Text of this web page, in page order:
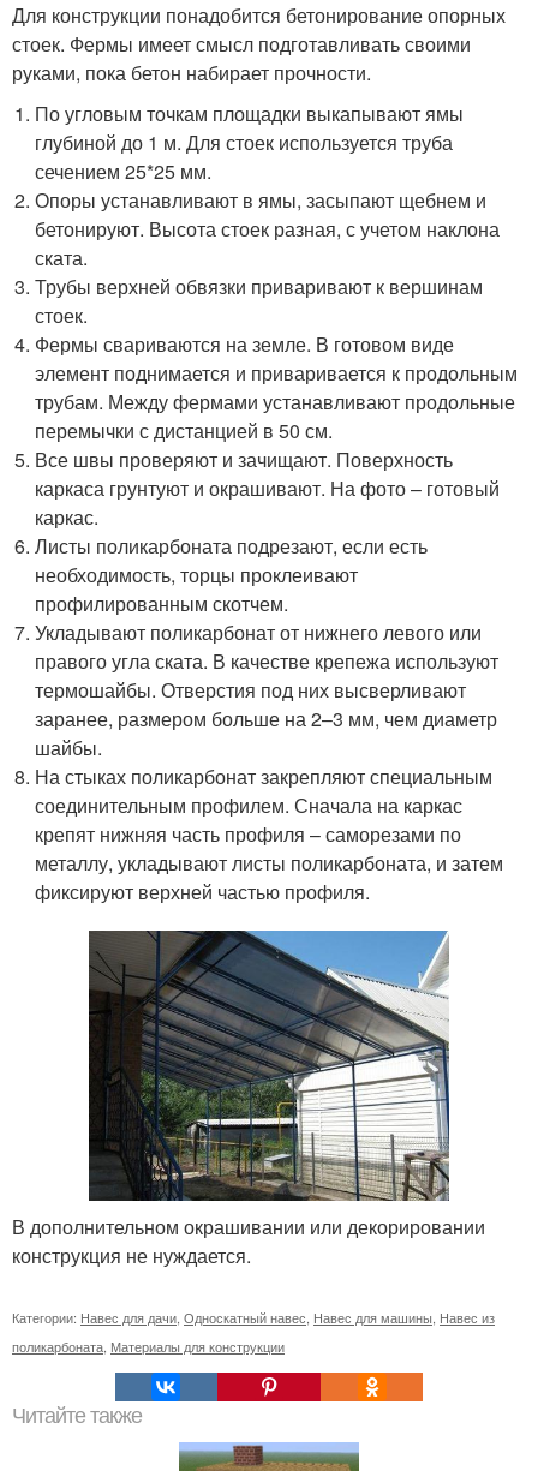
Для конструкции понадобится бетонирование опорных
стоек. Фермы имеет смысл подготавливать своими
руками, пока бетон набирает прочности.
По угловым точкам площадки выкапывают ямы
глубиной до 1 м. Для стоек используется труба
сечением 25*25 мм.
Опоры устанавливают в ямы, засыпают щебнем и
бетонируют. Высота стоек разная, с учетом наклона
ската.
Трубы верхней обвязки приваривают к вершинам
стоек.
Фермы свариваются на земле. В готовом виде
элемент поднимается и приваривается к продольным
трубам. Между фермами устанавливают продольные
перемычки с дистанцией в 50 см.
Все швы проверяют и зачищают. Поверхность
каркаса грунтуют и окрашивают. На фото – готовый
каркас.
Листы поликарбоната подрезают, если есть
необходимость, торцы проклеивают
профилированным скотчем.
Укладывают поликарбонат от нижнего левого или
правого угла ската. В качестве крепежа используют
термошайбы. Отверстия под них высверливают
заранее, размером больше на 2–3 мм, чем диаметр
шайбы.
На стыках поликарбонат закрепляют специальным
соединительным профилем. Сначала на каркас
крепят нижняя часть профиля – саморезами по
металлу, укладывают листы поликарбоната, и затем
фиксируют верхней частью профиля.
В дополнительном окрашивании или декорировании
конструкция не нуждается.
Категории: Навес для дачи Односкатный навес Навес для машины Навес из
поликарбоната Материалы для конструкции
Читайте также